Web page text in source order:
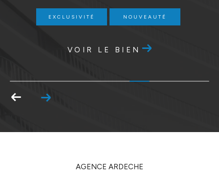
EXCLUSIVITÉ NOUVEAUTÉ
VOIR LE BIEN
AGENCE ARDECHE